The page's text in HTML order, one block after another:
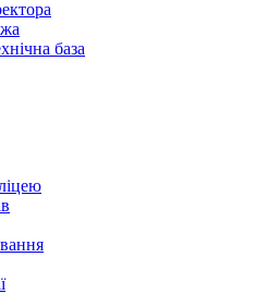
база